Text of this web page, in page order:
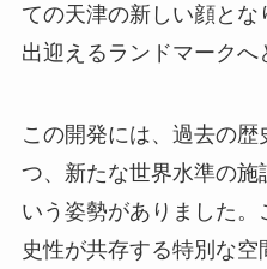
ての天津の新しい顔と
出迎えるランドマークへ
この開発には、過去の
つ、新たな世界水準の施
いう姿勢がありました
史性が共存する特別な空